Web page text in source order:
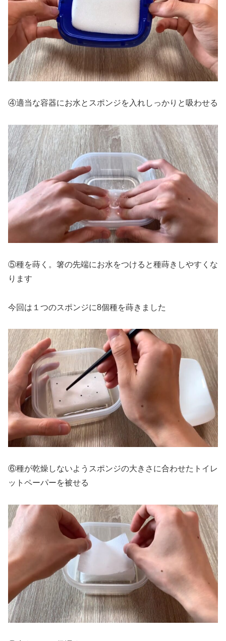
④適当な容器にお水とスポンジを入れしっかりと吸わせる
⑤種を蒔く。箸の先端にお水をつけると種蒔きしやすくな
ります
今回は１つのスポンジに8個種を蒔きました
⑥種が乾燥しないようスポンジの大きさに合わせたトイレ
ットペーパーを被せる